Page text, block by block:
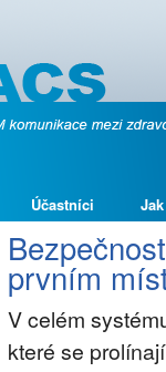
Účastníci
prvním
V celém
které se